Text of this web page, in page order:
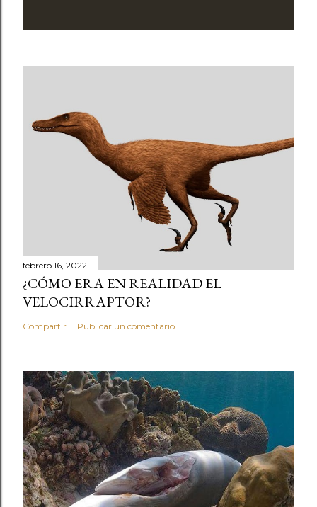
febrero 16, 2022
¿CÓMO ERA EN REALIDAD EL
VELOCIRRAPTOR?
Compartir Publicar un comentario